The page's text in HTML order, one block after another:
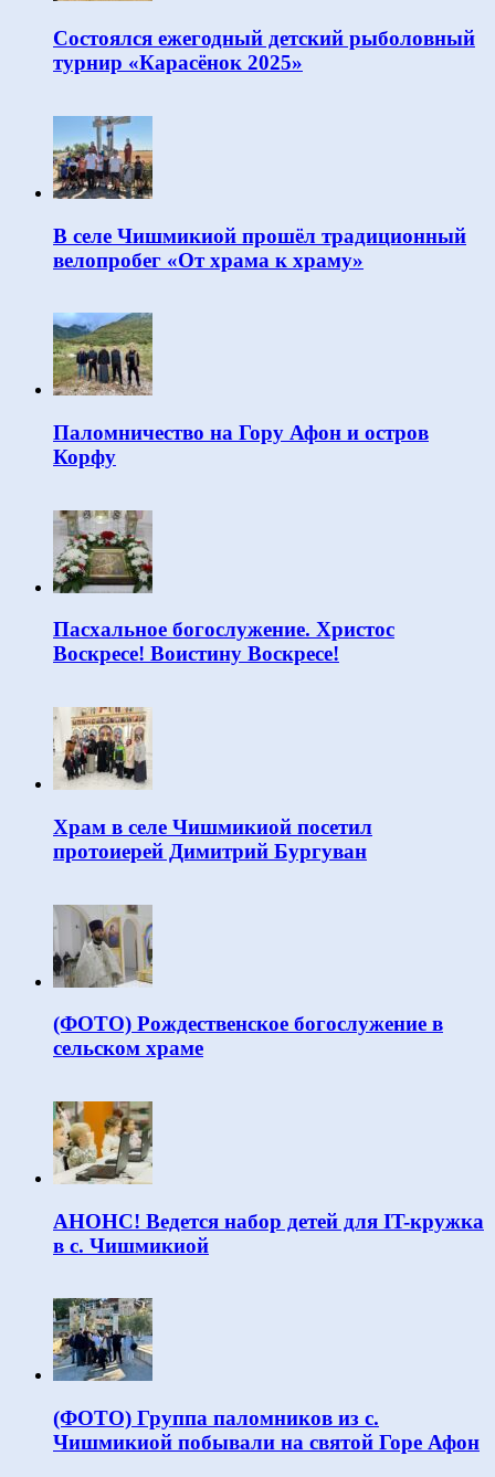
Состоялся ежегодный детский рыболовный
турнир «Карасёнок 2025»
В селе Чишмикиой прошёл традиционный
велопробег «От храма к храму»
Паломничество на Гору Афон и остров
Корфу
Пасхальное богослужение. Христос
Воскресе! Воистину Воскресе!
Храм в селе Чишмикиой посетил
протоиерей Димитрий Бургуван
(ФОТО) Рождественское богослужение в
сельском храме
АНОНС! Ведется набор детей для IT-кружка
в с. Чишмикиой
(ФОТО) Группа паломников из с.
Чишмикиой побывали на святой Горе Афон